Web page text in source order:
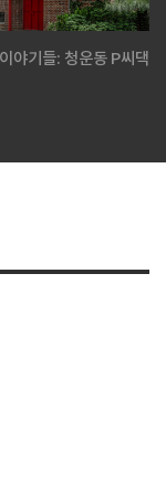
야기들: 청운동 P씨댁